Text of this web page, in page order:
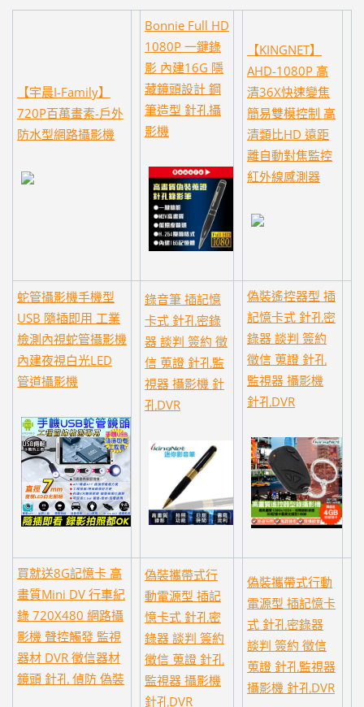
【宇晨I-Family】
720P百萬畫素-戶外
防水型網路攝影機
Bonnie Full HD
1080P 一鍵錄
影 內建16G 隱
藏鏡頭設計 鋼
筆造型 針孔攝
影機
【KINGNET】
AHD-1080P 高
清36X快速變焦
簡易雙模控制 高
清類比HD 遠距
離自動對焦監控
紅外線感測器
蛇管攝影機手機型
USB 隨插即用 工業
檢測內視蛇管攝影機
內建夜視白光LED
管道攝影機
錄音筆 插記憶
卡式 針孔密錄
器 談判 簽約 徵
信 蒐證 針孔監
視器 攝影機 針
孔DVR
偽裝遙控器型 插
記憶卡式 針孔密
錄器 談判 簽約
徵信 蒐證 針孔
監視器 攝影機
針孔DVR
買就送8G記憶卡 高
畫質Mini DV 行車紀
錄 720X480 網路攝
影機 聲控觸發 監視
器材 DVR 徵信器材
鏡頭 針孔 偵防 偽裝
偽裝攜帶式行
動電源型 插記
憶卡式 針孔密
錄器 談判 簽約
徵信 蒐證 針孔
監視器 攝影機
針孔DVR
偽裝攜帶式行動
電源型 插記憶卡
式 針孔密錄器
談判 簽約 徵信
蒐證 針孔監視器
攝影機 針孔DVR